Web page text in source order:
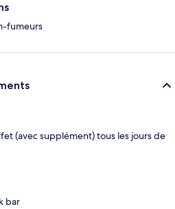
fumeurs
(avec supplément) tous les jours de
bar